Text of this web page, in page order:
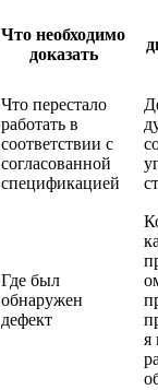
Что необходимо
доказать
Что перестало
работать в
соответствии с
согласованной
спецификацией
Где был
обнаружен
дефект
я